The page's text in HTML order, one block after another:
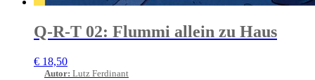
Q-R-T 02: Flummi allein zu Haus
€ 18,50
Autor: Lutz Ferdinant